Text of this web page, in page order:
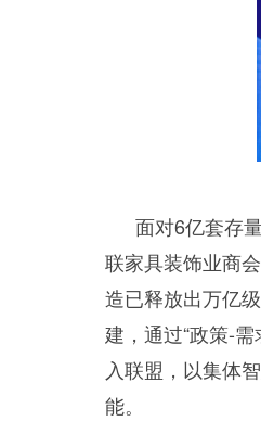
面对6亿套存
联家具装饰业商
造已释放出万亿
建，通过“政策-
入联盟，以集体
能。